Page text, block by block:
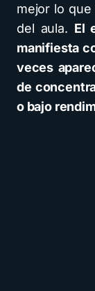
mejor lo
del aula. El
manifiesta
veces
de
o bajo